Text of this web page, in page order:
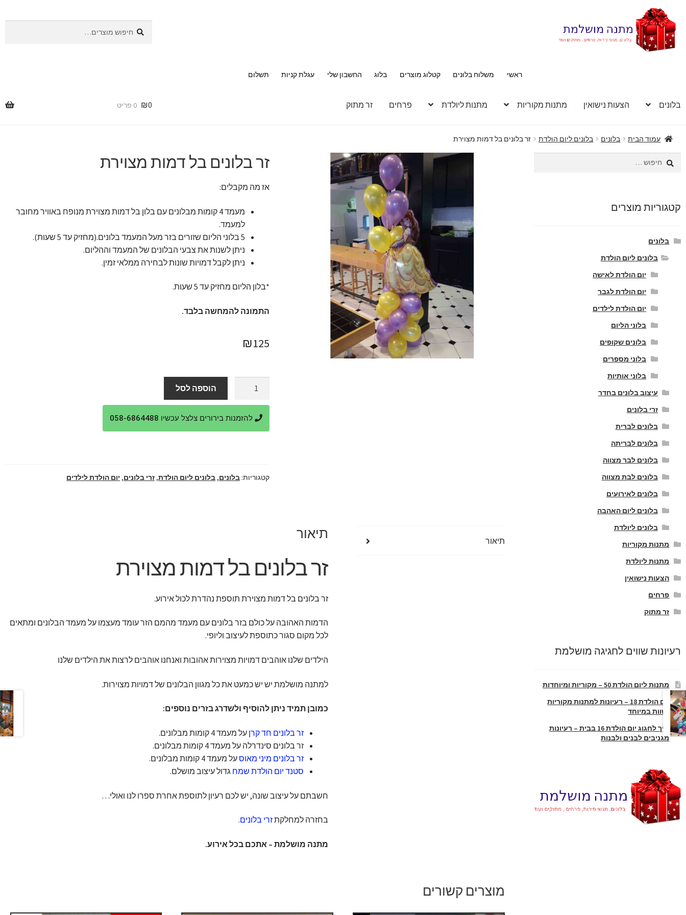
לניווט
לדלג
לתוכן
עבור:
ראשי משלוח בלונים קטלוג מוצרים בלוג החשבון שלי עגלת קניות תשלום
בלונים הצעות נישואין מתנות מקוריות מתנות ליולדת פרחים זר מתוק ₪0 0 פריט
עמוד הבית בלונים בלונים ליום הולדת זר בלונים בל דמות מצוירת
זר בלונים בל דמות מצוירת
אז מה מקבלים:
מעמד 4 קומות מבלונים עם בלון בל דמות מצוירת מנופח באוויר מחובר
למעמד.
5 בלוני הליום שזורים בזר מעל המעמד בלונים.(מחזיק עד 5 שעות).
ניתן לשנות את צבעי הבלונים של המעמד וההליום.
ניתן לקבל דמויות שונות לבחירה ממלאי זמין.
*בלון הליום מחזיק עד 5 שעות.
התמונה להמחשה בלבד.
₪125
זר
בלונים
בל
הוספה לסל
להזמנות בירורים צלצל עכשיו 058-6864488
קטגוריות: בלונים, בלונים ליום הולדת, זרי בלונים, יום הולדת לילדים
תיאור תיאור
זר בלונים בל דמות מצוירת
זר בלונים בל דמות מצוירת תוספת נהדרת לכול אירוע.
הדמות האהובה על כולם בזר בלונים עם מעמד מהמם הזר עומד מעצמו על מעמד הבלונים ומתאים
לכל מקום סגור כתוספת לעיצוב וליופי.
הילדים שלנו אוהבים דמויות מצוירות אהובות ואנחנו אוהבים לרצות את הילדים שלנו
למתנה מושלמת יש יש כמעט את כל מגוון הבלונים של דמויות מצוירות.
כמובן תמיד ניתן להוסיף ולשדרג בזרים נוספים:
זר בלונים חד קרן על מעמד 4 קומות מבלונים.
זר בלונים סינדרלה על מעמד 4 קומות מבלונים.
זר בלונים מיני מאוסעל מעמד 4 קומות מבלונים.
סטנד יום הולדת שמח גדול עיצוב מושלם.
חשבתם על עיצוב שונה, יש לכם רעיון לתוספת אחרת ספרו לנו ואולי…
בחזרה למחלקתזרי בלונים.
מתנה מושלמת – אתכם בכל אירוע.
מוצרים קשורים
חיפוש:
קטגוריות מוצרים
בלונים
בלונים ליום הולדת
יום הולדת לאישה
יום הולדת לגבר
יום הולדת לילדים
בלוני הליום
בלונים שקופים
בלוני מספרים
בלוני אותיות
עיצוב בלונים בחדר
זרי בלונים
בלונים לברית
בלונים לבריתה
בלונים לבר מצווה
בלונים לבת מצווה
בלונים לאירועים
בלונים ליום האהבה
בלונים ליולדת
מתנות מקוריות
מתנות ליולדת
הצעות נישואין
פרחים
זר מתוק
רעיונות שווים לחגיגה מושלמת
מתנות ליום הולדת 50 – מקוריות ומיוחדות
יום הולדת 18 – רעיונות למתנות מקוריות
ושוות במיוחד
איך לחגוג יום הולדת 16 בבית – רעיונות
מגניבים לבנים ולבנות